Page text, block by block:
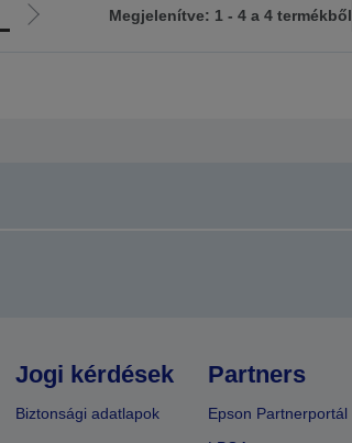
KövetkezőMegjelenítve: 1 - 4 a 4 termékből
Jogi kérdések
Biztonsági adatlapok
Partners
Epson Partnerportál